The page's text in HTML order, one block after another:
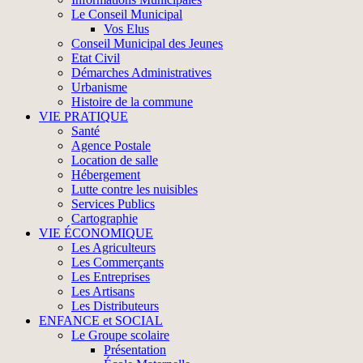
Le Conseil Municipal
Vos Elus
Conseil Municipal des Jeunes
Etat Civil
Démarches Administratives
Urbanisme
Histoire de la commune
VIE PRATIQUE
Santé
Agence Postale
Location de salle
Hébergement
Lutte contre les nuisibles
Services Publics
Cartographie
VIE ÉCONOMIQUE
Les Agriculteurs
Les Commerçants
Les Entreprises
Les Artisans
Les Distributeurs
ENFANCE et SOCIAL
Le Groupe scolaire
Présentation